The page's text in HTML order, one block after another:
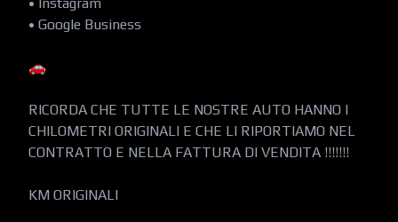
• Google Business
🚗
RICORDA CHE TUTTE LE NOSTRE AUTO HANNO I
CHILOMETRI ORIGINALI E CHE LI RIPORTIAMO NEL
CONTRATTO E NELLA FATTURA DI VENDITA !!!!!!!
KM ORIGINALI